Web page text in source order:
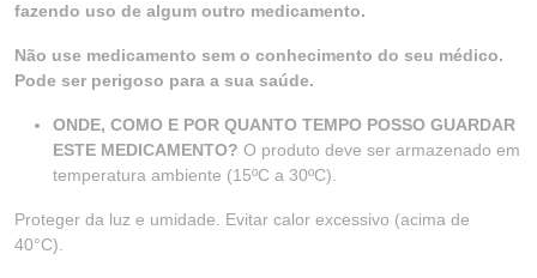
fazendo uso de algum outro medicamento.
Não use medicamento sem o conhecimento do seu médico.
Pode ser perigoso para a sua saúde.
ONDE, COMO E POR QUANTO TEMPO POSSO GUARDAR
ESTE MEDICAMENTO? O produto deve ser armazenado em
temperatura ambiente (15ºC a 30ºC).
Proteger da luz e umidade. Evitar calor excessivo (acima de
40°C).